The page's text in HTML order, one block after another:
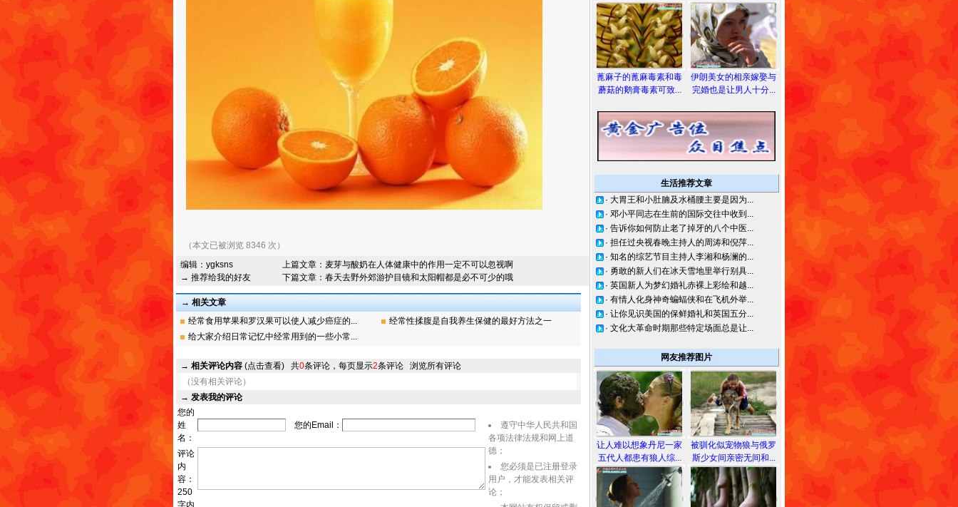
（本文已被浏览 8346 次）
编辑： ygksns
→ 推荐给我的好友
上篇文章： 麦芽与酸奶在人体健康中的作用一定不可以忽视啊
下篇文章： 春天去野外郊游护目镜和太阳帽都是必不可少的哦
→ 相关文章
经常食用苹果和罗汉果可以使人减少癌症的...
经常性揉腹是自我养生保健的最好方法之一
给大家介绍日常记忆中经常用到的一些小常...
→ 相关评论内容 (点击查看) 共0条评论，每页显示2条评论 浏览所有评论
（没有相关评论）
→ 发表我的评论
您的
姓
名：
您的Email：
评论
内
容：
250
字内
遵守中华人民共和国
各项法律法规和网上道
德；
您必须是已注册登录
用户，才能发表相关评
论；
蓖麻子的蓖麻毒素和毒
蘑菇的鹅膏毒素可致...
伊朗美女的相亲嫁娶与
完婚也是让男人十分...
生活推荐文章
· 大胃王和小肚腩及水桶腰主要是因为...
· 邓小平同志在生前的国际交往中收到...
· 告诉你如何防止老了掉牙的八个中医...
· 担任过央视春晚主持人的周涛和倪萍...
· 知名的综艺节目主持人李湘和杨澜的...
· 勇敢的新人们在冰天雪地里举行别具...
· 英国新人为梦幻婚礼赤裸上彩绘和越...
· 有情人化身神奇蝙蝠侠和在飞机外举...
· 让你见识美国的保鲜婚礼和英国五分...
· 文化大革命时期那些特定场面总是让...
网友推荐图片
让人难以想象丹尼一家
五代人都患有狼人综...
被驯化似宠物狼与俄罗
斯少女间亲密无间和...